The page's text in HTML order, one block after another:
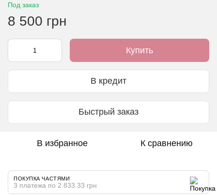
Под заказ
8 500 грн
Купить
В кредит
Быстрый заказ
В избранное К сравнению
ПОКУПКА ЧАСТЯМИ
3 платежа по 2 833.33 грн